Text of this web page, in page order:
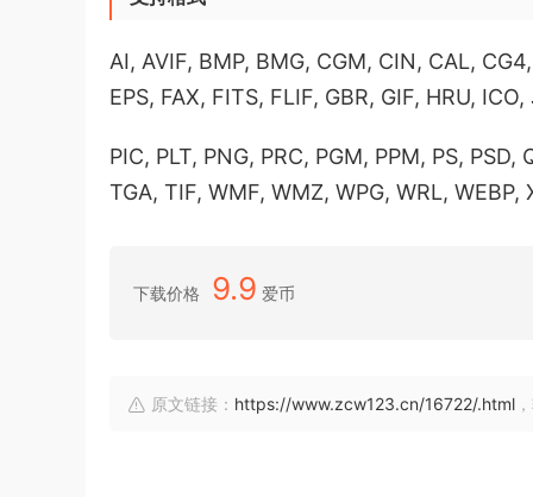
AI, AVIF, BMP, BMG, CGM, CIN, CAL,
EPS, FAX, FITS, FLIF, GBR, GIF, HRU,
PIC, PLT, PNG, PRC, PGM, PPM, PS, PSD,
TGA, TIF, WMF, WMZ, WPG, WRL, WEBP,
下载价格 9.9 爱币
原文链接： https://www.zcw123.cn/16722/.html